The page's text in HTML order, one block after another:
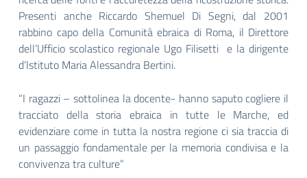
Presenti anche Riccardo Shemuel Di Segni, dal 2001
rabbino capo della Comunità ebraica di Roma, il Direttore
dell’Ufficio scolastico regionale Ugo Filisetti e la dirigente
d’Istituto Maria Alessandra Bertini.
“I ragazzi – sottolinea la docente- hanno saputo cogliere il
tracciato della storia ebraica in tutte le Marche, ed
evidenziare come in tutta la nostra regione ci sia traccia di
un passaggio fondamentale per la memoria condivisa e la
convivenza tra culture”